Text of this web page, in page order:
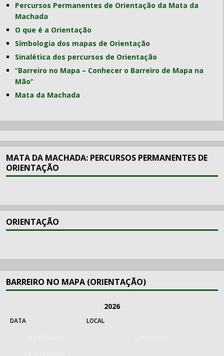
Percursos Permanentes de Orientação da Mata da
Machada
O que é a Orientação
Símbologia dos mapas de Orientação
Sinalética dos percursos de Orientação
“Barreiro no Mapa – Conhecer o Barreiro de Mapa na
Mão“
Mata da Machada
MATA DA MACHADA: PERCURSOS PERMANENTES DE
ORIENTAÇÃO
ORIENTAÇÃO
BARREIRO NO MAPA (ORIENTAÇÃO)
2026
DATA LOCAL